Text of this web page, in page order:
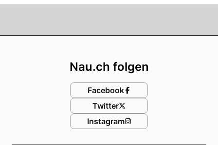
Nau.ch folgen
Facebook
Twitter
Instagram